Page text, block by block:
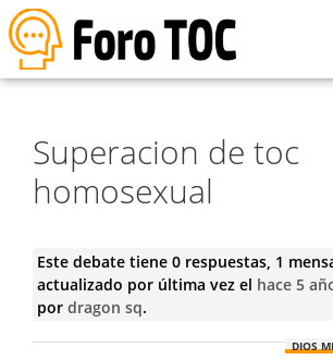
Superacion de toc
homosexual
Este debate tiene 0 respuestas, 1
actualizado por última vez el hace 5
por dragon sq.
DIOS